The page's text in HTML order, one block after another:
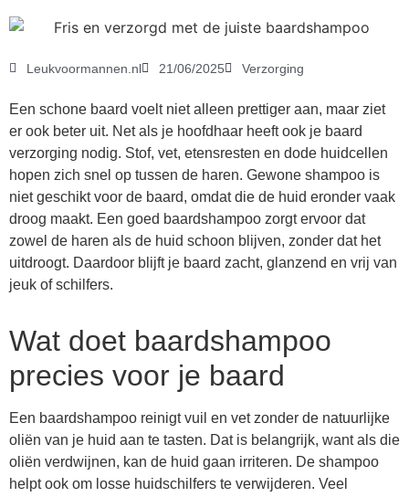
Leukvoormannen.nl 21/06/2025 Verzorging
Een schone baard voelt niet alleen prettiger aan, maar ziet
er ook beter uit. Net als je hoofdhaar heeft ook je baard
verzorging nodig. Stof, vet, etensresten en dode huidcellen
hopen zich snel op tussen de haren. Gewone shampoo is
niet geschikt voor de baard, omdat die de huid eronder vaak
droog maakt. Een goed baardshampoo zorgt ervoor dat
zowel de haren als de huid schoon blijven, zonder dat het
uitdroogt. Daardoor blijft je baard zacht, glanzend en vrij van
jeuk of schilfers.
Wat doet baardshampoo
precies voor je baard
Een baardshampoo reinigt vuil en vet zonder de natuurlijke
oliën van je huid aan te tasten. Dat is belangrijk, want als die
oliën verdwijnen, kan de huid gaan irriteren. De shampoo
helpt ook om losse huidschilfers te verwijderen. Veel